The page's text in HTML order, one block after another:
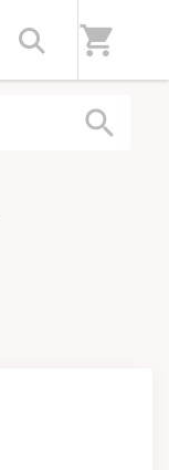
shopping_cart
search